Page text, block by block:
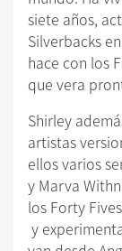
siete años,
Silverbacks
hace con los
que vera
Shirley
artistas
ellos varios
y Marva
los Forty
y